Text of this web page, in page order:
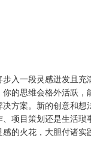
入一段灵感迸发且充
你的思维会格外活跃，
方案。新的创意和想
项目策划还是生活琐
的火花，大胆付诸实